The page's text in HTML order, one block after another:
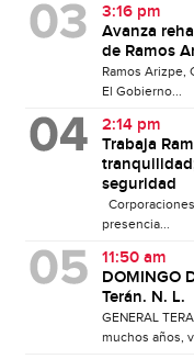
3:16 pm
Avanza
de Ramos
Ramos Arizpe,
El Gobierno...
2:14 pm
Trabaja
seguridad
presencia...
11:50 am
DOMINGO
Terán. N. L.
GENERAL
muchos años,